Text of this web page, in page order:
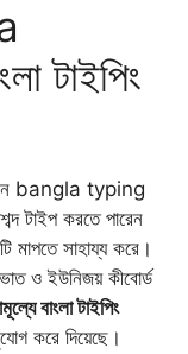
টাইপিং
bangla typing
টাইপ করতে পারেন
মাপতে সাহায্য করে।
ও ইউনিজয় কীবোর্ড
বাংলা টাইপিং
দিয়েছে।